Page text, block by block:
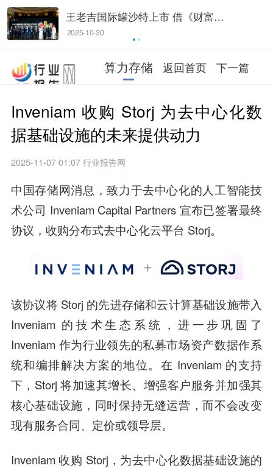
算力存储 返回首页 下一篇
Inveniam 收购 Storj 为去中心化数
据基础设施的未来提供动力
2025-11-07 01:07行业报告网
中国存储网消息，致力于去中心化的人工智能技
术公司 Inveniam Capital Partners 宣布已签署最终
协议，收购分布式去中心化云平台 Storj。
该协议将 Storj 的先进存储和云计算基础设施带入
Inveniam 的技术生态系统，进一步巩固了
Inveniam 作为行业领先的私募市场资产数据作系
统和编排解决方案的地位。在 Inveniam 的支持
下，Storj 将加速其增长、增强客户服务并加强其
核心基础设施，同时保持无缝运营，而不会改变
现有服务合同、定价或领导层。
Inveniam 收购 Storj，为去中心化数据基础设施的
OPPO Find X9手机发布，全焦段
哈苏8K影像系统成为核心亮点
2025-10-17
王老吉国际罐沙特上市 借《财富》
论坛东风加速中东市
2025-10-30
OPPO Find X9手机发布，全焦段
哈苏8K影像系统成为核心亮点
2025-10-17
王老吉国际罐沙特上市 借《财富》
论坛东风加速中东市
2025-10-30